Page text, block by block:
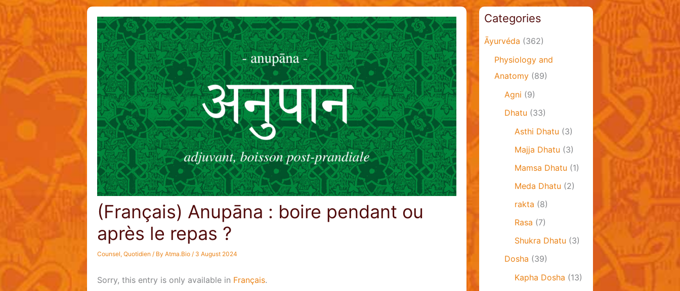
(Français) Anupāna : boire pendant ou
après le repas ?
Counsel, Quotidien / By Atma.Bio / 3 August 2024
Sorry, this entry is only available in Français.
Categories
Āyurvéda (362)
Physiology and
Anatomy (89)
Agni (9)
Dhatu (33)
Asthi Dhatu (3)
Majja Dhatu (3)
Mamsa Dhatu (1)
Meda Dhatu (2)
rakta (8)
Rasa (7)
Shukra Dhatu (3)
Dosha (39)
Kapha Dosha (13)